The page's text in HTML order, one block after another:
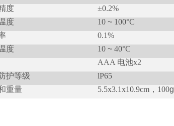
度
±0.2%
度
10 ~ 100°C
0.1%
度
10 ~40°C
AAA 电池x2
护等级
lP65
重量
5.5x3.1x10.9cm，100g